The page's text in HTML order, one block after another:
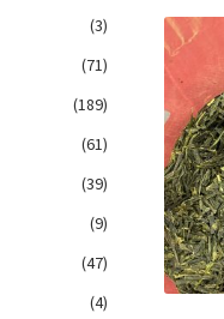
(3)
(71)
(189)
(61)
(39)
(9)
(47)
(4)